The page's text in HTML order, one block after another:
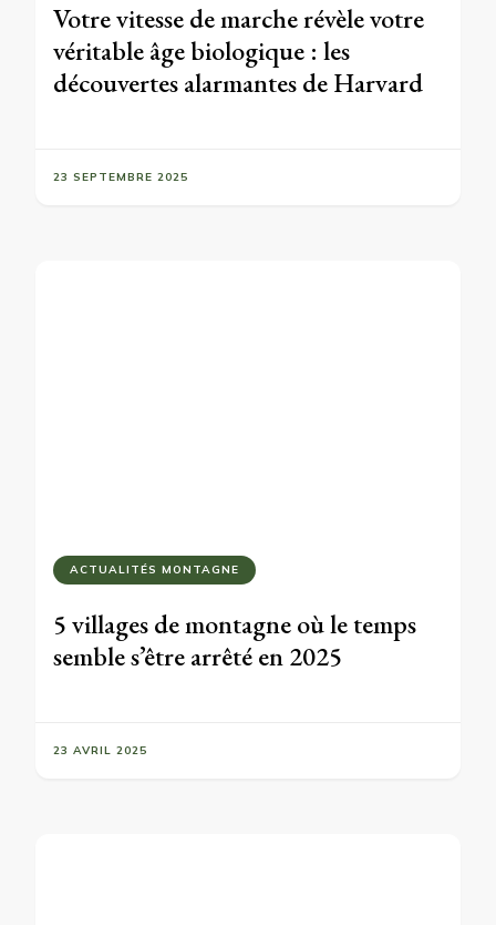
Votre vitesse de marche révèle votre
véritable âge biologique : les
découvertes alarmantes de Harvard
23 SEPTEMBRE 2025
ACTUALITÉS MONTAGNE
5 villages de montagne où le temps
semble s’être arrêté en 2025
23 AVRIL 2025